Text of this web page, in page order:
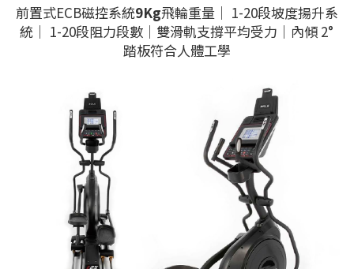
前置式ECB磁控系統9Kg飛輪重量｜ 1-20段坡度揚升系
統｜ 1-20段阻力段數｜雙滑軌支撐平均受力｜內傾 2°
踏板符合人體工學